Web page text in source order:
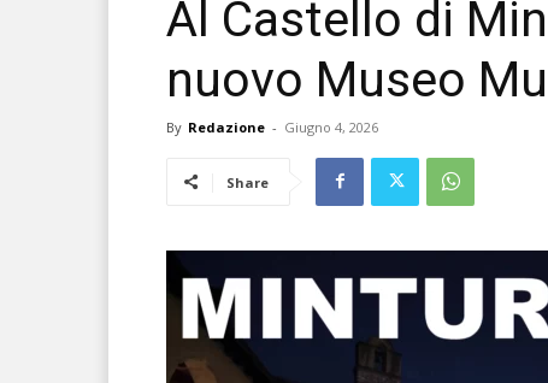
Al Castello di
nuovo Museo
By Redazione - Giugno 4, 2026
Share